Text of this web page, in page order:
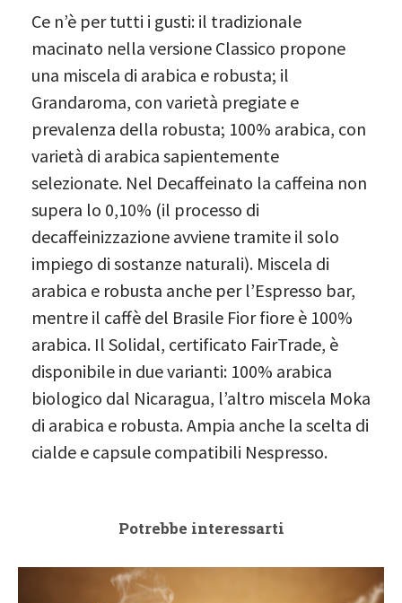
Ce n’è per tutti i gusti: il tradizionale
macinato nella versione Classico propone
una miscela di arabica e robusta; il
Grandaroma, con varietà pregiate e
prevalenza della robusta; 100% arabica, con
varietà di arabica sapientemente
selezionate. Nel Decaffeinato la caffeina non
supera lo 0,10% (il processo di
decaffeinizzazione avviene tramite il solo
impiego di sostanze naturali). Miscela di
arabica e robusta anche per l’Espresso bar,
mentre il caffè del Brasile Fior fiore è 100%
arabica. Il Solidal, certificato FairTrade, è
disponibile in due varianti: 100% arabica
biologico dal Nicaragua, l’altro miscela Moka
di arabica e robusta. Ampia anche la scelta di
cialde e capsule compatibili Nespresso.
Potrebbe interessarti